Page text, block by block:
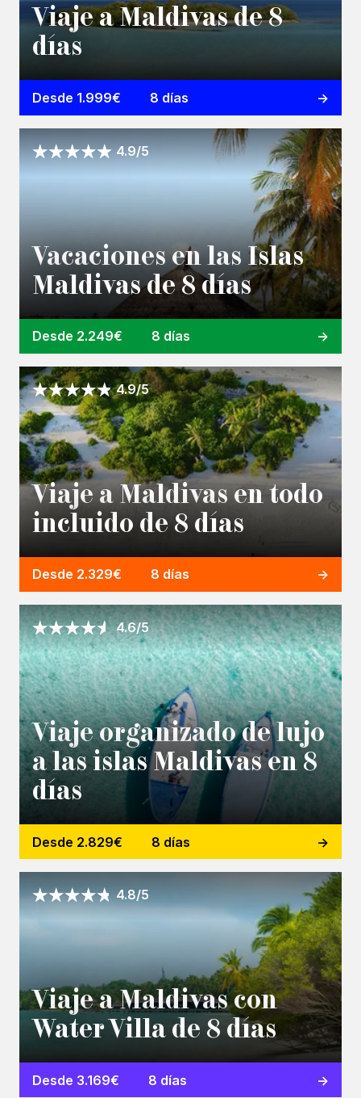
Viaje a Maldivas de 8
días
Desde 1.999€ 8 días
4.9/5
Vacaciones en las Islas
Maldivas de 8 días
Desde 2.249€ 8 días
4.9/5
Viaje a Maldivas en todo
incluido de 8 días
Desde 2.329€ 8 días
4.6/5
Viaje organizado de lujo
a las islas Maldivas en 8
días
Desde 2.829€ 8 días
4.8/5
Viaje a Maldivas con
Water Villa de 8 días
Desde 3.169€ 8 días